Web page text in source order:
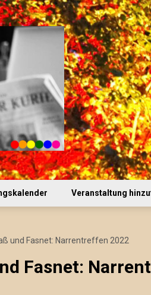
Veranstaltung
und Fasnet: Narrentreffen 2022
Fasnet: